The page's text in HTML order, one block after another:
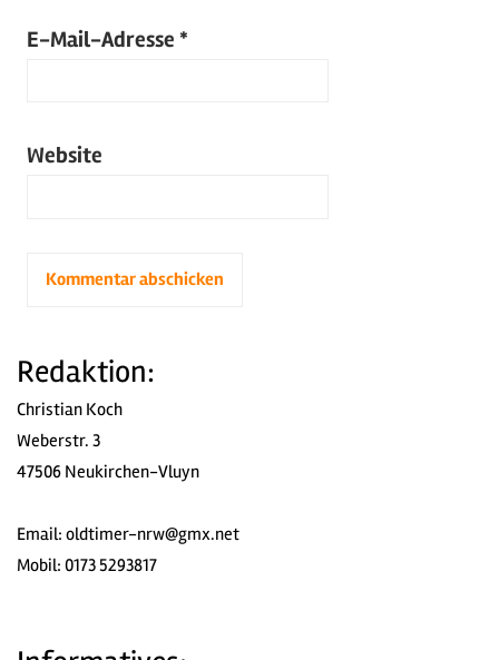
E-Mail-Adresse *
Website
Redaktion:
Christian Koch
Weberstr. 3
47506 Neukirchen-Vluyn
Email: oldtimer-nrw@gmx.net
Mobil: 0173 5293817